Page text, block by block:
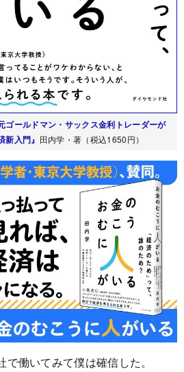
ゴールドマン・サックス金利トレーダーが
入門』 田内学・著（税込1650円）
働いてみて僕は確信した。